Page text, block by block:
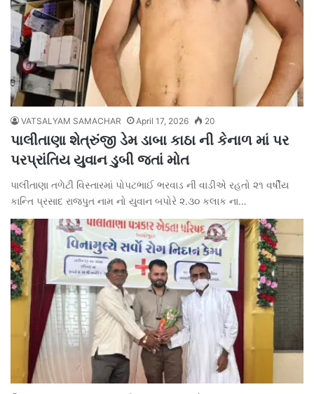
VATSALYAM SAMACHAR April 17, 2026 20
પાલીતાણા શેત્રુંજી ડેમ ડાબા કાઠા ની કેનાળ માં પર
પરપ્રાંતિય યુવાન ડુબી જતાં મોત
પાલીતાણા તળેટી વિસ્તારમાં પોપટભાઈ ભરવાડ ની વાડીએ રહતો ૨૧ વર્ષીય
કાન્તિ પ્રસાદ રાજપુત નામ નો યુવાન બપોરે ૨.૩૦ કલાક ના…